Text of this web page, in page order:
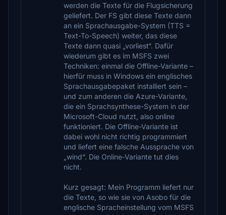
werden die Texte für die Flugsicherung
geliefert. Der FS gibt diese Texte dann
an ein Sprachausgabe-System (TTS =
Text-To-Speech) weiter, das diese
Texte dann quasi „vorliest“. Dafür
wiederum gibt es im MSFS zwei
Techniken: einmal die Offline-Variante –
hierfür muss in Windows ein englisches
Sprachausgabepaket installiert sein –
und zum anderen die Azure-Variante,
die ein Sprachsynthese-System in der
Microsoft-Cloud nutzt, also online
funktioniert. Die Offline-Variante ist
dabei wohl nicht richtig programmiert
und liefert eine falsche Aussprache von
„wind“. Die Online-Variante tut dies
nicht.
Kurz gesagt: Mein Programm liefert nur
die Texte, so wie sie von Asobo für die
englische Spracheinstellung vom MSFS